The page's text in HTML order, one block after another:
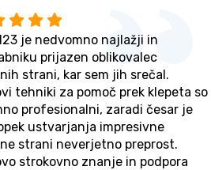
je nedvomno najlažji in
prijazen oblikovalec
strani, kar sem jih srečal.
tehniki za pomoč prek klepeta so
profesionalni, zaradi česar je
ustvarjanja impresivne
strani neverjetno preprost.
strokovno znanje in podpora